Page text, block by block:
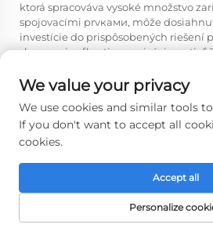
ktorá spracováva vysoké množstvo
spojovacími prvками, môže
investície do prispôsobených riešení
skromnej veľkosti organizácie, zatiaľ
nájsť štandardné nástroje úplne
by sa malo zakladať na konkrétnych
potrebách a kvantifikovateľných
veľkosti organizácie.
Ako dlho trvá
počiatočného
funkčných
pre skrutkovače?
DOMOVSKÁ
We value your privacy
We use cookies and similar tools
If you don't want to accept all
cookies.
Personalize
Accept all